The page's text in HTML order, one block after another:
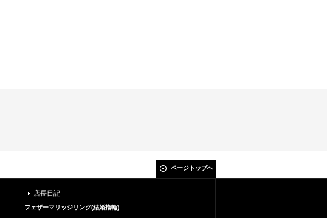
ページトップへ
店長日記
フェザーマリッジリング(結婚指輪)